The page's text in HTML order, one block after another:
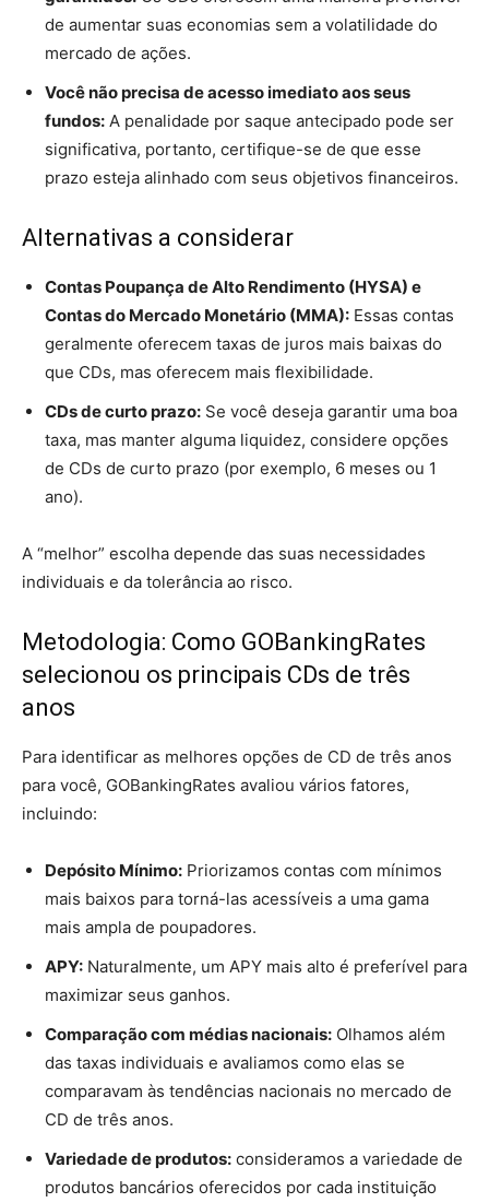
de aumentar suas economias sem a volatilidade do
mercado de ações.
Você não precisa de acesso imediato aos seus
fundos: A penalidade por saque antecipado pode ser
significativa, portanto, certifique-se de que esse
prazo esteja alinhado com seus objetivos financeiros.
Alternativas a considerar
Contas Poupança de Alto Rendimento (HYSA) e
Contas do Mercado Monetário (MMA): Essas contas
geralmente oferecem taxas de juros mais baixas do
que CDs, mas oferecem mais flexibilidade.
CDs de curto prazo: Se você deseja garantir uma boa
taxa, mas manter alguma liquidez, considere opções
de CDs de curto prazo (por exemplo, 6 meses ou 1
ano).
A “melhor” escolha depende das suas necessidades
individuais e da tolerância ao risco.
Metodologia: Como GOBankingRates
selecionou os principais CDs de três
anos
Para identificar as melhores opções de CD de três anos
para você, GOBankingRates avaliou vários fatores,
incluindo:
Depósito Mínimo: Priorizamos contas com mínimos
mais baixos para torná-las acessíveis a uma gama
mais ampla de poupadores.
APY: Naturalmente, um APY mais alto é preferível para
maximizar seus ganhos.
Comparação com médias nacionais: Olhamos além
das taxas individuais e avaliamos como elas se
comparavam às tendências nacionais no mercado de
CD de três anos.
Variedade de produtos: consideramos a variedade de
produtos bancários oferecidos por cada instituição